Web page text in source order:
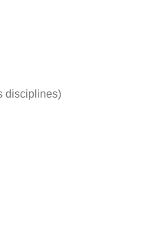
disciplines)